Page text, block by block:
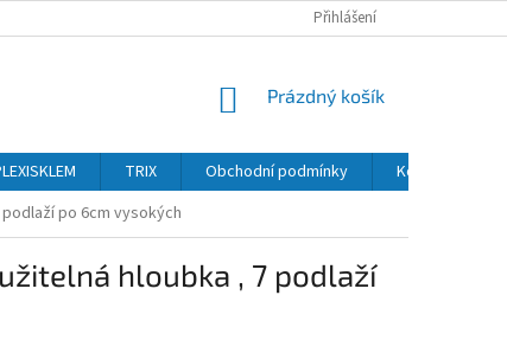
ÚDAJŮ Přihlášení
NÁKUPNÍ
Prázdný košík
TRIX Obchodní podmínky
Kontakty
podlaží po 6cm vysokých
hloubka , 7 podlaží